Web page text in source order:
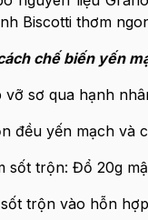
Biscotti thơm
chế biến yến
vỡ sơ qua hạnh
đều yến mạch và
sốt trộn: Đổ 20g
trộn vào hỗn